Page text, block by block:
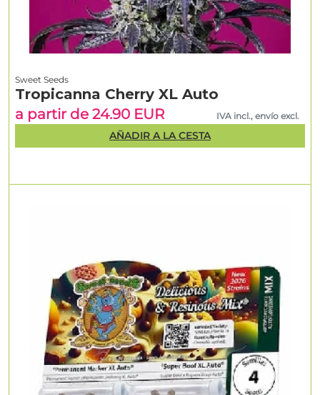
Sweet Seeds
Tropicanna Cherry XL Auto
a partir de 24.90 EUR
IVA incl., envío excl.
AÑADIR A LA CESTA